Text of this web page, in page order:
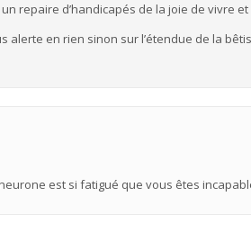
repaire d’handicapés de la joie de vivre
alerte en rien sinon sur l’étendue de la
est si fatigué que vous êtes